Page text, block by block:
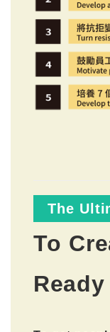
The
To